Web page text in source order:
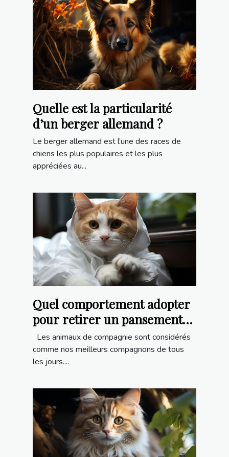
Quelle est la particularité
d’un berger allemand ?
Le berger allemand est l’une des races de
chiens les plus populaires et les plus
appréciées au...
Quel comportement adopter
pour retirer un pansement
sur son chat ?
Les animaux de compagnie sont considérés
comme nos meilleurs compagnons de tous
les jours....